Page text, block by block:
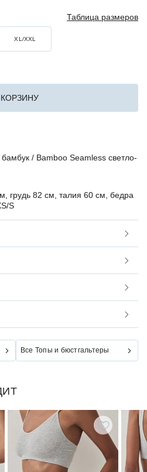
Таблица размеров
XL/XXL
КОРЗИНУ
/ Bamboo Seamless светло-
грудь 82 см, талия 60 см, бедра
S
Все Топы и бюстгальтеры